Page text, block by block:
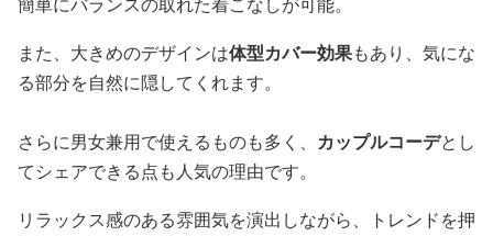
また、大きめのデザインは体型カバー効果もあり、気にな
る部分を自然に隠してくれます。
さらに男女兼用で使えるものも多く、 カップルコーデとし
てシェアできる点も人気の理由です。
リラックス感のある雰囲気を演出しながら、トレンドを押